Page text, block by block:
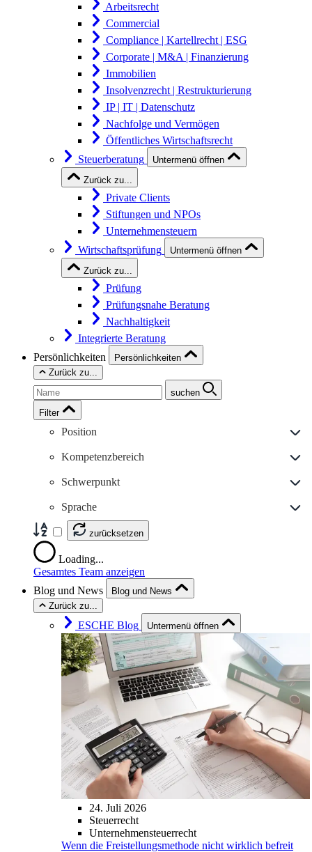
Arbeitsrecht
Commercial
Compliance | Kartellrecht | ESG
Corporate | M&A | Finanzierung
Immobilien
Insolvenzrecht | Restrukturierung
IP | IT | Datenschutz
Nachfolge und Vermögen
Öffentliches Wirtschaftsrecht
Steuerberatung
Untermenü öffnen
Zurück zu...
Private Clients
Stiftungen und NPOs
Unternehmensteuern
Wirtschaftsprüfung
Untermenü öffnen
Zurück zu...
Prüfung
Prüfungsnahe Beratung
Nachhaltigkeit
Integrierte Beratung
Persönlichkeiten
Persönlichkeiten
Zurück zu...
suchen
Filter
Position
Kompetenzbereich
Schwerpunkt
Sprache
zurücksetzen
Loading...
Gesamtes Team anzeigen
Blog und News
Blog und News
Zurück zu...
ESCHE Blog Untermenü öffnen
24. Juli 2026
Steuerrecht
Unternehmensteuerrecht
Wenn die Freistellungsmethode nicht wirklich befreit